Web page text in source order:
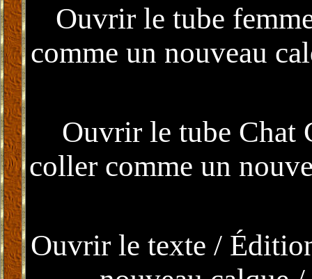
Ouvrir le tube
comme un nouveau
Ouvrir le tube
coller comme un
Ouvrir le texte /